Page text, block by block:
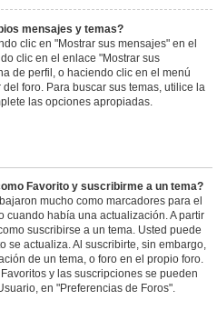
mensajes y temas?
clic en "Mostrar sus mensajes" en el
clic en el enlace "Mostrar sus
de perfil, o haciendo clic en el menú
foro. Para buscar sus temas, utilice la
las opciones apropiadas.
Favorito y suscribirme a un tema?
mucho como marcadores para el
cuando había una actualización. A partir
suscribirse a un tema. Usted puede
se actualiza. Al suscribirte, sin embargo,
de un tema, o foro en el propio foro.
y las suscripciones se pueden
en "Preferencias de Foros".